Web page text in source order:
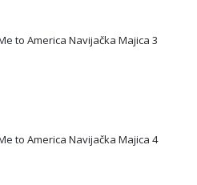
to America Navijačka Majica 3
to America Navijačka Majica 4